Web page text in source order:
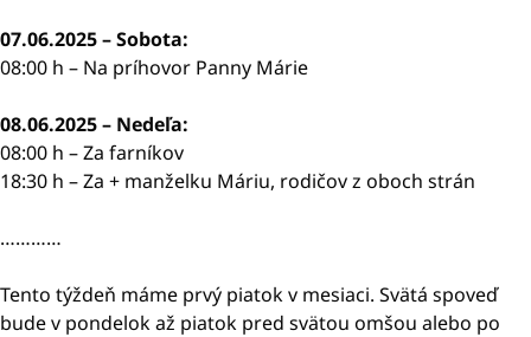
07.06.2025 – Sobota:
08:00 h – Na príhovor Panny Márie
08.06.2025 – Nedeľa:
08:00 h – Za farníkov
18:30 h – Za + manželku Máriu, rodičov z oboch strán
…………
Tento týždeň máme prvý piatok v mesiaci. Svätá spoveď
bude v pondelok až piatok pred svätou omšou alebo po